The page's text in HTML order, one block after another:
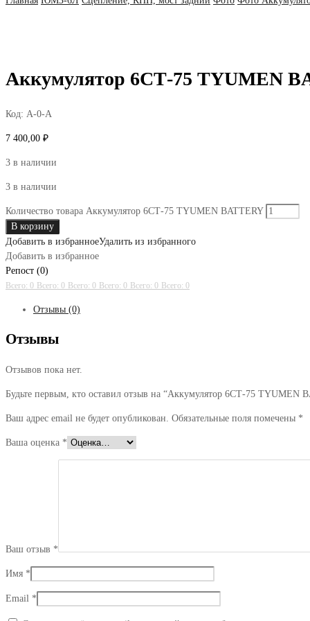
Аккумулятор 6СТ-75 TYUMEN
Код: А-0-А
7 400,00 ₽
3 в наличии
3 в наличии
Количество товара Аккумулятор 6СТ-75 TYUMEN BATTERY
В корзину
Добавить в избранноеУдалить из избранного
Добавить в избранное
Репост (0)
Всего: 0 Всего: 0 Всего: 0 Всего: 0 Всего: 0 Всего: 0
Отзывы (0)
Отзывы
Отзывов пока нет.
Будьте первым, кто оставил отзыв на “Аккумулятор 6СТ-75 TYUMEN
Ваш адрес email не будет опубликован. Обязательные поля помечены *
Ваша оценка *
Ваш отзыв *
Имя *
Email *